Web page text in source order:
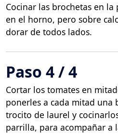
Cocinar las brochetas en
en el horno, pero sobre
dorar de todos lados.
Paso 4 / 4
Cortar los tomates en
ponerles a cada mitad una
trocito de laurel y
parrilla, para acompañar a